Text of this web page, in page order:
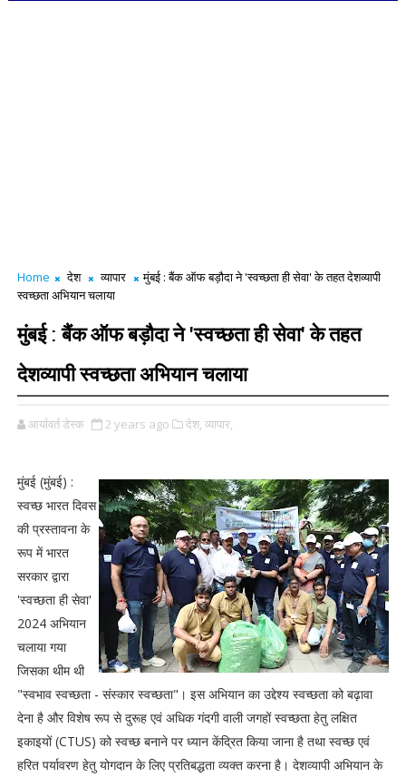
Home देश व्यापार
मुंबई : बैंक ऑफ बड़ौदा ने 'स्वच्छता ही सेवा' के तहत देशव्यापी
स्वच्छता अभियान चलाया
मुंबई : बैंक ऑफ बड़ौदा ने 'स्वच्छता ही सेवा' के तहत
देशव्यापी स्वच्छता अभियान चलाया
आर्यावर्त डेस्क 2 years ago देश, व्यापार,
मुंबई (मुंबई) :
स्वच्छ भारत दिवस
की प्रस्तावना के
रूप में भारत
सरकार द्वारा
'स्वच्छता ही सेवा'
2024 अभियान
चलाया गया
जिसका थीम थी
"स्वभाव स्वच्छता - संस्कार स्वच्छता"। इस अभियान का उद्देश्य स्वच्छता को बढ़ावा
देना है और विशेष रूप से दुरूह एवं अधिक गंदगी वाली जगहों स्वच्छता हेतु लक्षित
इकाइयों (CTUS) को स्वच्छ बनाने पर ध्यान केंद्रित किया जाना है तथा स्वच्छ एवं
हरित पर्यावरण हेतु योगदान के लिए प्रतिबद्धता व्यक्त करना है। देशव्यापी अभियान के